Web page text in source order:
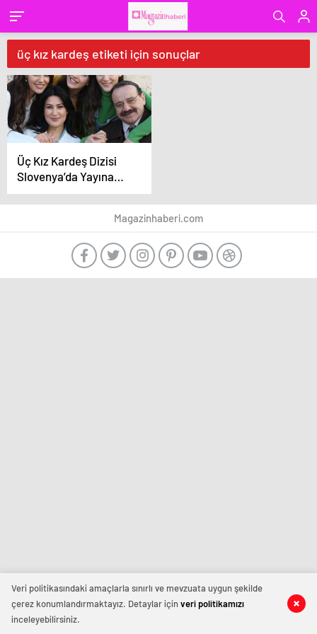
üç kız kardeş etiketi için sonuçlar
Üç Kız Kardeş Dizisi
Slovenya’da Yayına
Başlıyor
Magazinhaberi.com
Veri politikasındaki amaçlarla sınırlı ve mevzuata uygun şekilde
çerez konumlandırmaktayız. Detaylar içinveri politikamızı
inceleyebilirsiniz.